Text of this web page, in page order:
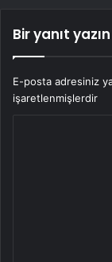
Bir yanıt yazın
E-posta adresiniz
işaretlenmişlerdir